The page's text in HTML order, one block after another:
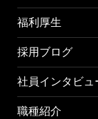
福利厚生
採用ブログ
社員インタビュ
職種紹介